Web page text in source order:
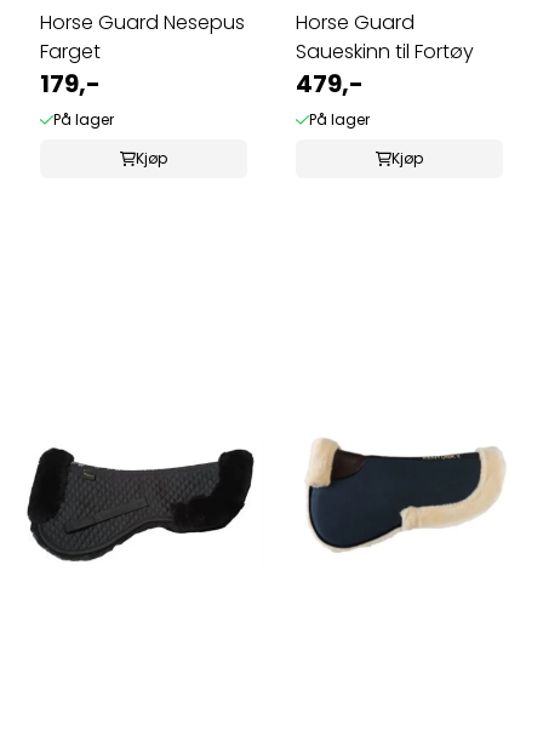
Horse Guard Nesepus
Farget
179,-
På lager
Kjøp
Horse Guard
Saueskinn til Fortøy
479,-
På lager
Kjøp